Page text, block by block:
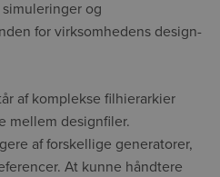
og
for virksomhedens design-
af komplekse filhierarkier
mellem designfiler.
af forskellige generatorer,
At kunne håndtere